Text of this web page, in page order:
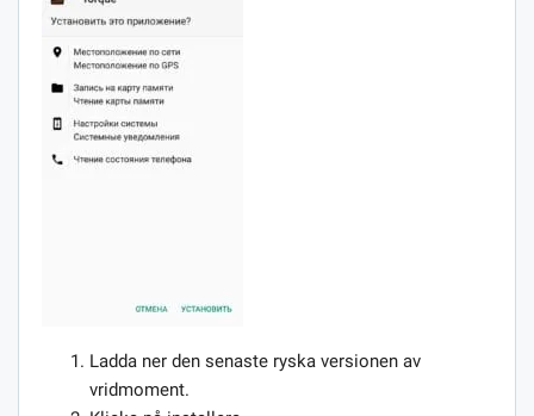
Ladda ner den senaste ryska versionen av
vridmoment.